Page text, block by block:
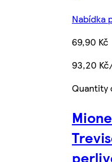
Nabídka
69,90 Kč
93,20
Quantity